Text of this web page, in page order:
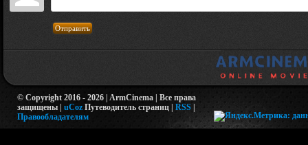
Отправить
© Copyright 2016 - 2026 | ArmCinema | Все права
защищены | uCoz Путеводитель страниц | RSS |
Правообладателям